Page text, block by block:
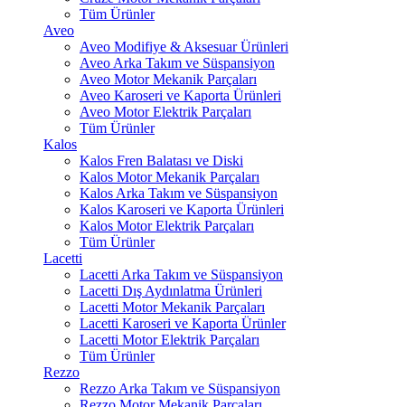
Tüm Ürünler
Aveo
Aveo Modifiye & Aksesuar Ürünleri
Aveo Arka Takım ve Süspansiyon
Aveo Motor Mekanik Parçaları
Aveo Karoseri ve Kaporta Ürünleri
Aveo Motor Elektrik Parçaları
Tüm Ürünler
Kalos
Kalos Fren Balatası ve Diski
Kalos Motor Mekanik Parçaları
Kalos Arka Takım ve Süspansiyon
Kalos Karoseri ve Kaporta Ürünleri
Kalos Motor Elektrik Parçaları
Tüm Ürünler
Lacetti
Lacetti Arka Takım ve Süspansiyon
Lacetti Dış Aydınlatma Ürünleri
Lacetti Motor Mekanik Parçaları
Lacetti Karoseri ve Kaporta Ürünler
Lacetti Motor Elektrik Parçaları
Tüm Ürünler
Rezzo
Rezzo Arka Takım ve Süspansiyon